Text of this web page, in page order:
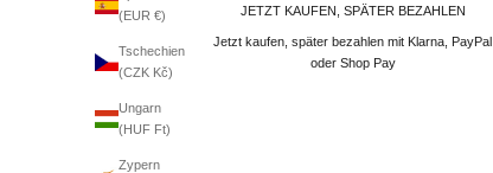
(EUR €)
Tschechien
(CZK Kč)
Ungarn
(HUF Ft)
Zypern
JETZT KAUFEN, SPÄTER BEZAHLEN
Jetzt kaufen, später bezahlen mit Klarna, PayPal
oder Shop Pay